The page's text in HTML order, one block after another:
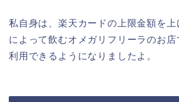
私自身は、楽天カードの上限金額を上
によって飲むオメガリフリーラのお店
利用できるようになりましたよ。